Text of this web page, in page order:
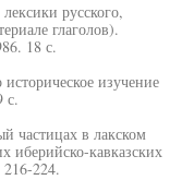
русского,
глаголов).
18 с.
изучение
с.
частицах в лакском
иберийско-кавказских
224.